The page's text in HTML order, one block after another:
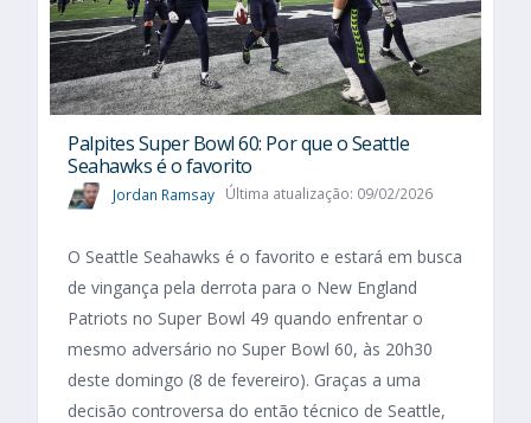
Palpites Super Bowl 60: Por que o Seattle
Seahawks é o favorito
Jordan Ramsay Última atualização: 09/02/2026
O Seattle Seahawks é o favorito e estará em busca
de vingança pela derrota para o New England
Patriots no Super Bowl 49 quando enfrentar o
mesmo adversário no Super Bowl 60, às 20h30
deste domingo (8 de fevereiro). Graças a uma
decisão controversa do então técnico de Seattle,